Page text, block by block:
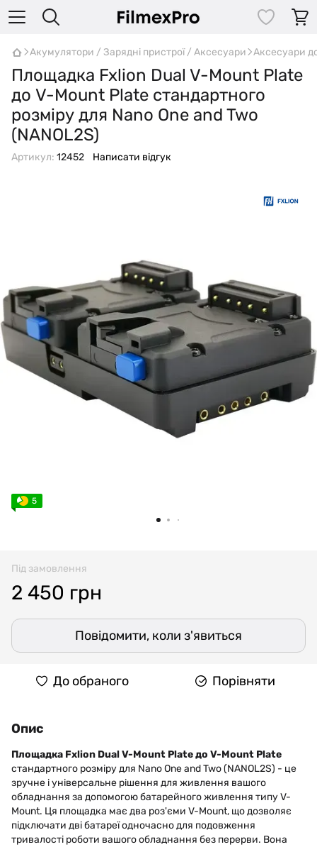
Акумулятори / Зарядні пристрої / Аксесуари Аксесуари
Площадка Fxlion Dual V-Mount Plate
до V-Mount Plate стандартного
розміру для Nano One and Two
(NANOL2S)
Артикул: 12452 Написати відгук
5
Під замовлення
2 450 грн
Повідомити, коли з'явиться
До обраного Порівняти
Опис
Площадка Fxlion Dual V-Mount Plate до V-Mount Plate
стандартного розміру для Nano One and Two (NANOL2S) - це
зручне і універсальне рішення для живлення вашого
обладнання за допомогою батарейного живлення типу V-
Mount. Ця площадка має два роз'єми V-Mount, що дозволяє
підключати дві батареї одночасно для подовження
тривалості роботи вашого обладнання без перерви. Вона